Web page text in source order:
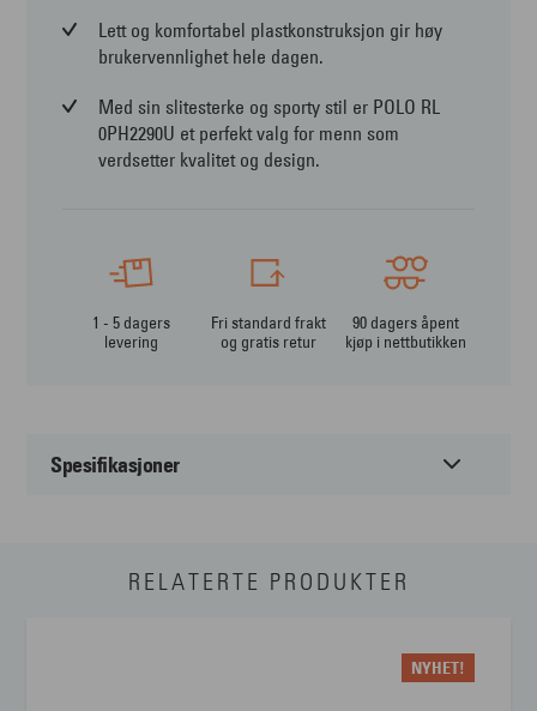
Lett og komfortabel plastkonstruksjon gir høy
brukervennlighet hele dagen.
Med sin slitesterke og sporty stil er POLO RL
0PH2290U et perfekt valg for menn som
verdsetter kvalitet og design.
1 - 5 dagers
levering
Fri standard frakt
og gratis retur
90 dagers åpent
kjøp i nettbutikken
Spesifikasjoner
Sort
RELATERTE PRODUKTER
NYHET!